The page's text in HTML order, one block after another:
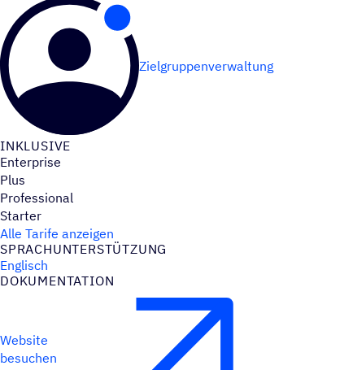
Zielgruppenverwaltung
INKLU­SIVE
Enterprise
Plus
Professional
Starter
Alle Tarife anzeigen
SPRACH­UN­TER­STÜT­ZUNG
Englisch
DOKU­MEN­TA­TION
Website
besuchen